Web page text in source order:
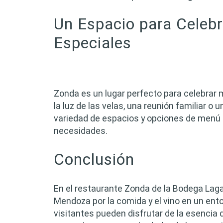
Un Espacio para
Especiales
Zonda es un lugar perfecto para celebrar
la luz de las velas, una reunión familiar o
variedad de espacios y opciones de
necesidades.
Conclusión
En el restaurante Zonda de la Bodega
Mendoza por la comida y el vino en un
visitantes pueden disfrutar de la esencia